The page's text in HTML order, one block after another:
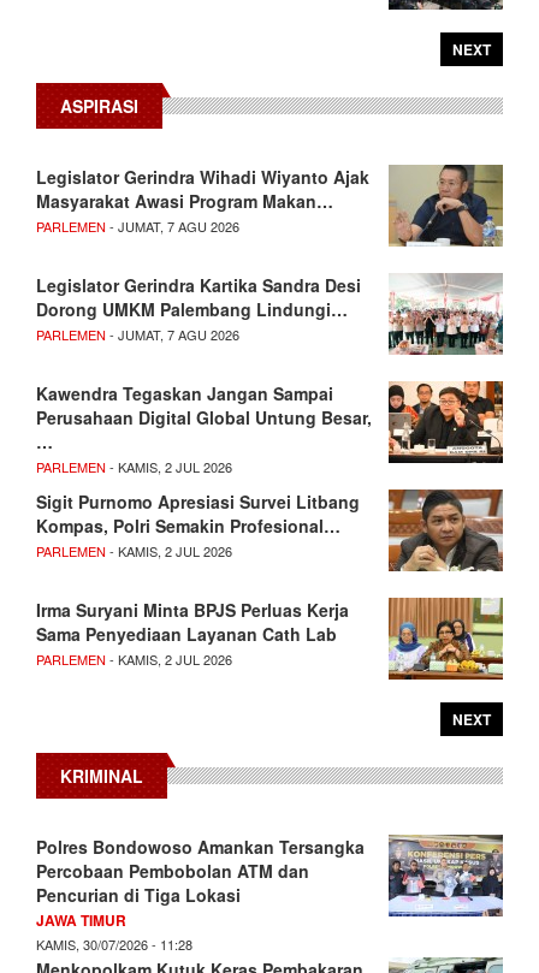
NEXT
ASPIRASI
Legislator Gerindra Wihadi Wiyanto Ajak
Masyarakat Awasi Program Makan…
PARLEMEN - JUMAT, 7 AGU 2026
Legislator Gerindra Kartika Sandra Desi
Dorong UMKM Palembang Lindungi…
PARLEMEN - JUMAT, 7 AGU 2026
Kawendra Tegaskan Jangan Sampai
Perusahaan Digital Global Untung Besar,
…
PARLEMEN - KAMIS, 2 JUL 2026
Sigit Purnomo Apresiasi Survei Litbang
Kompas, Polri Semakin Profesional…
PARLEMEN - KAMIS, 2 JUL 2026
Irma Suryani Minta BPJS Perluas Kerja
Sama Penyediaan Layanan Cath Lab
PARLEMEN - KAMIS, 2 JUL 2026
NEXT
KRIMINAL
Polres Bondowoso Amankan Tersangka
Percobaan Pembobolan ATM dan
Pencurian di Tiga Lokasi
JAWA TIMUR
KAMIS, 30/07/2026 - 11:28